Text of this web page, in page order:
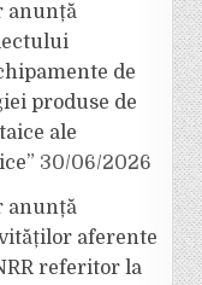
anunță
de
produse de
ale
30/06/2026
anunță
aferente
referitor la